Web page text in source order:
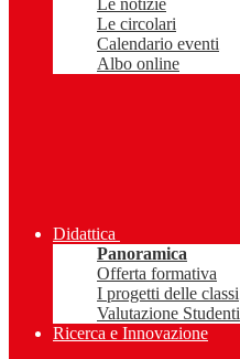
Le notizie
Le circolari
Calendario eventi
Albo online
Didattica
Panoramica
Offerta formativa
I progetti delle classi
Valutazione Studenti
Ricerca e Innovazione